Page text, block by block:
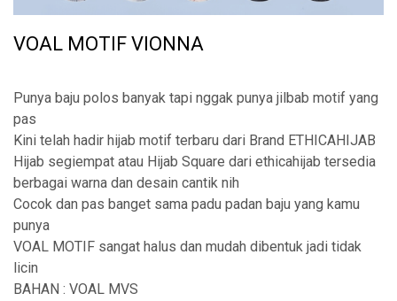
VOAL MOTIF VIONNA
Punya baju polos banyak tapi nggak punya jilbab motif yang
pas
Kini telah hadir hijab motif terbaru dari Brand ETHICAHIJAB
Hijab segiempat atau Hijab Square dari ethicahijab tersedia
berbagai warna dan desain cantik nih
Cocok dan pas banget sama padu padan baju yang kamu
punya
VOAL MOTIF sangat halus dan mudah dibentuk jadi tidak
licin
BAHAN : VOAL MVS